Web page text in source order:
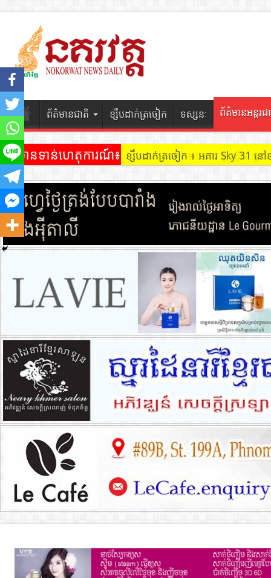
ព័ត៌មានជាតិ ខ្សឹបដាក់ត្រចៀក ទស្សនៈ ព័ត៌មានអន្តរជ
ព័ត៌មានទាន់ហេតុការណ៍៖ ខ្សឹបដាក់ត្រចៀក ៖ អគារ Sky 31